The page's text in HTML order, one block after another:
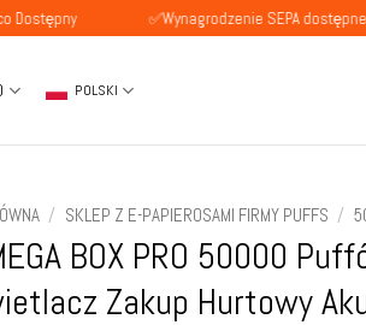
✅Wynagrodzenie SEPA dostępne
POLSKI
/ SKLEP Z E-PAPIEROSAMI FIRMY PUFFS /
BOX PRO 50000
Zakup Hurtowy